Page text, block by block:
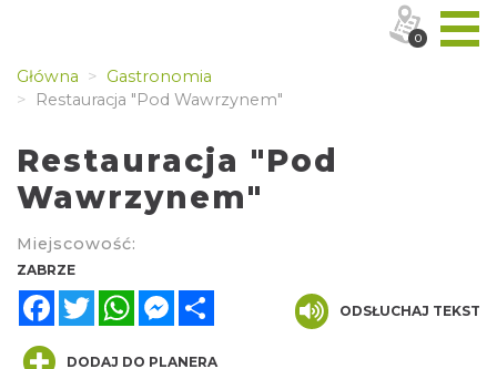
Główna
Gastronomia
Restauracja "Pod Wawrzynem"
Restauracja "Pod
Wawrzynem"
Miejscowość:
ZABRZE
FacebookTwitterWhatsAppMessenger
ODSŁUCHAJ TEKST
DODAJ DO PLANERA
0